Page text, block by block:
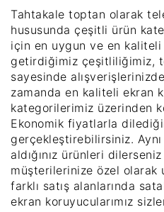
Tahtakale toptan olarak
hususunda çeşitli ürün
için en uygun ve en
getirdiğimiz çeşitliliğimiz,
sayesinde
zamanda en kaliteli ekran
kategorilerimiz üzerinden
Ekonomik fiyatlarla
gerçekleştirebilirsiniz.
aldığınız ürünleri
müşterilerinize özel olarak
farklı satış alanlarında
ekran koruyucularımız